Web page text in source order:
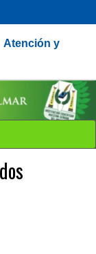
Atención y